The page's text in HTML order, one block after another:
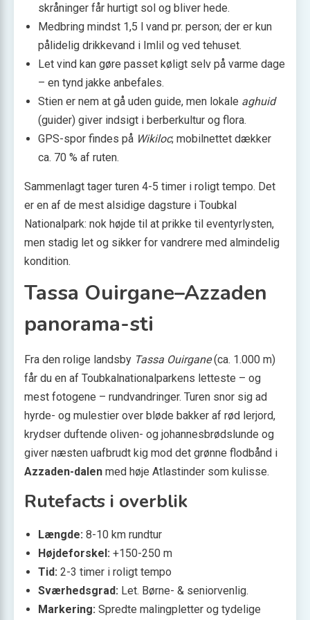
skråninger får hurtigt sol og bliver hede.
Medbring mindst 1,5 l vand pr. person; der er kun
pålidelig drikkevand i Imlil og ved tehuset.
Let vind kan gøre passet køligt selv på varme dage
– en tynd jakke anbefales.
Stien er nem at gå uden guide, men lokale aghuid
(guider) giver indsigt i berberkultur og flora.
GPS-spor findes på Wikiloc; mobilnettet dækker
ca. 70 % af ruten.
Sammenlagt tager turen 4-5 timer i roligt tempo. Det
er en af de mest alsidige dagsture i Toubkal
Nationalpark: nok højde til at prikke til eventyrlysten,
men stadig let og sikker for vandrere med almindelig
kondition.
Tassa Ouirgane–Azzaden
panorama-sti
Fra den rolige landsby Tassa Ouirgane(ca. 1.000 m)
får du en af Toubkal­nationalparkens letteste – og
mest fotogene – rundvandringer. Turen snor sig ad
hyrde- og mulestier over bløde bakker af rød lerjord,
krydser duftende oliven- og johannesbrødslunde og
giver næsten uafbrudt kig mod det grønne flodbånd i
Azzaden-dalen med høje Atlas­tinder som kulisse.
Rutefacts i overblik
Længde: 8-10 km rundtur
Højdeforskel: +150-250 m
Tid: 2-3 timer i roligt tempo
Sværhedsgrad: Let. Børne- & seniorvenlig.
Markering: Spredte malingpletter og tydelige